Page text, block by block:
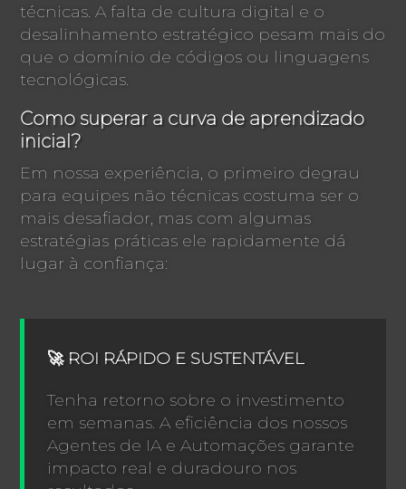
técnicas. A falta de cultura digital e o
desalinhamento estratégico pesam mais do
que o domínio de códigos ou linguagens
tecnológicas.
Como superar a curva de aprendizado
inicial?
Em nossa experiência, o primeiro degrau
para equipes não técnicas costuma ser o
mais desafiador, mas com algumas
estratégias práticas ele rapidamente dá
lugar à confiança:
🚀 ROI RÁPIDO E SUSTENTÁVEL
Tenha retorno sobre o investimento
em semanas. A eficiência dos nossos
Agentes de IA e Automações garante
impacto real e duradouro nos